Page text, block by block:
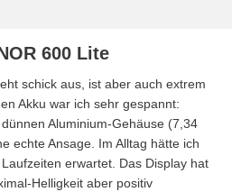
600 Lite
schick aus, ist aber auch extrem
Akku war ich sehr gespannt:
Aluminium-Gehäuse (7,34
echte Ansage. Im Alltag hätte ich
erwartet. Das Display hat
Helligkeit aber positiv